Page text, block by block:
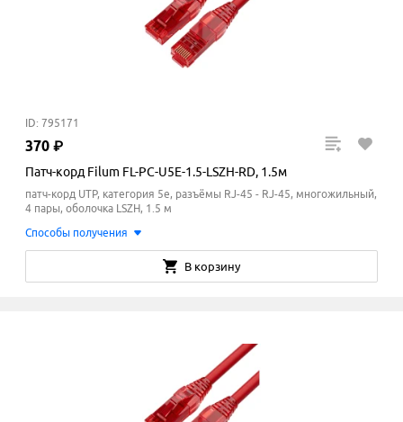
ID: 795171
370 ₽
Патч-корд Filum FL-PC-U5E-1.5-LSZH-RD, 1.5м
патч-корд UTP, категория 5e, разъёмы RJ-45 - RJ-45, многожильный,
4 пары, оболочка LSZH, 1.5 м
Способы получения
В корзину